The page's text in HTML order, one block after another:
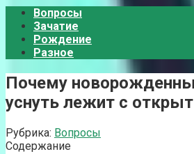
Вопросы
Зачатие
Рождение
Разное
Почему
уснуть лежит с
Рубрика: Вопросы
Содержание